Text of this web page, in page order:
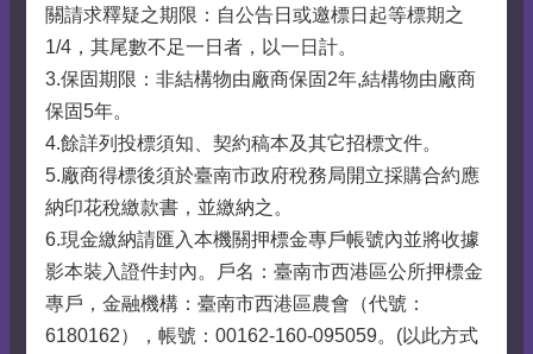
關請求釋疑之期限：自公告日或邀標日起等標期之
1/4，其尾數不足一日者，以一日計。
3.保固期限：非結構物由廠商保固2年,結構物由廠商
保固5年。
4.餘詳列投標須知、契約稿本及其它招標文件。
5.廠商得標後須於臺南市政府稅務局開立採購合約應
納印花稅繳款書，並繳納之。
6.現金繳納請匯入本機關押標金專戶帳號內並將收據
影本裝入證件封內。戶名：臺南市西港區公所押標金
專戶，金融機構：臺南市西港區農會（代號：
6180162），帳號：00162-160-095059。(以此方式